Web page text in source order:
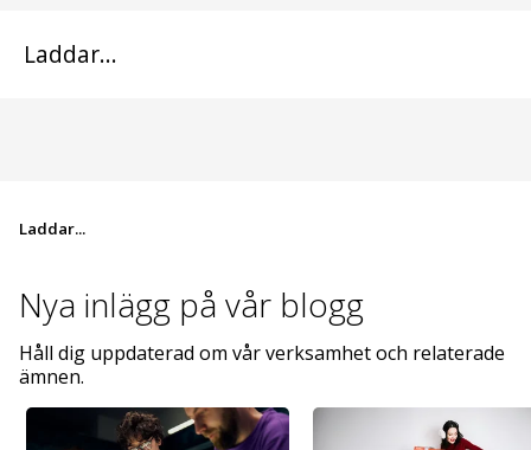
Laddar...
Laddar...
Nya inlägg på vår blogg
Håll dig uppdaterad om vår verksamhet och relaterade
ämnen.